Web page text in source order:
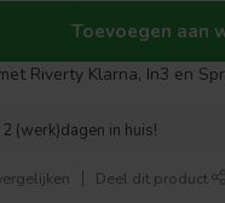
Toevoegen aan
Riverty Klarna, In3 en
(werk)dagen in huis!
Deel dit product